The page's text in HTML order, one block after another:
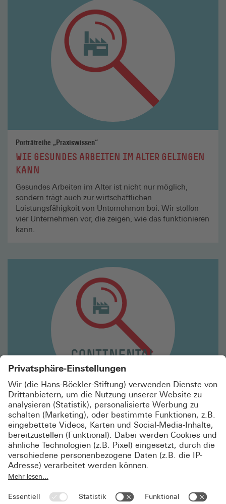
Porträtreihe „Praxiswissen“
WIE GESUNDES ARBEITEN IM ALTER GELINGEN
KANN
Gesundes Arbeiten im Alter ist nicht nur möglich,
sondern trägt auch zur wirtschaftlichen
Leistungsfähigkeit von Unternehmen bei. Wir stellen
vier Unternehmen vor, die zeigen, wie das funktionieren
kann.
Betriebs- & Dienstvereinbarungen
PORTRÄT: GESUNDES ARBEITEN IM ALTER
(CONTI)
Die Continental Reifen Deutschland GmbH nutzt ein
Ampelsystem, das zeigt, für wen Tätigkeiten geeignet
sind und wo bei kritischen Belastungen Anpassungen
können.